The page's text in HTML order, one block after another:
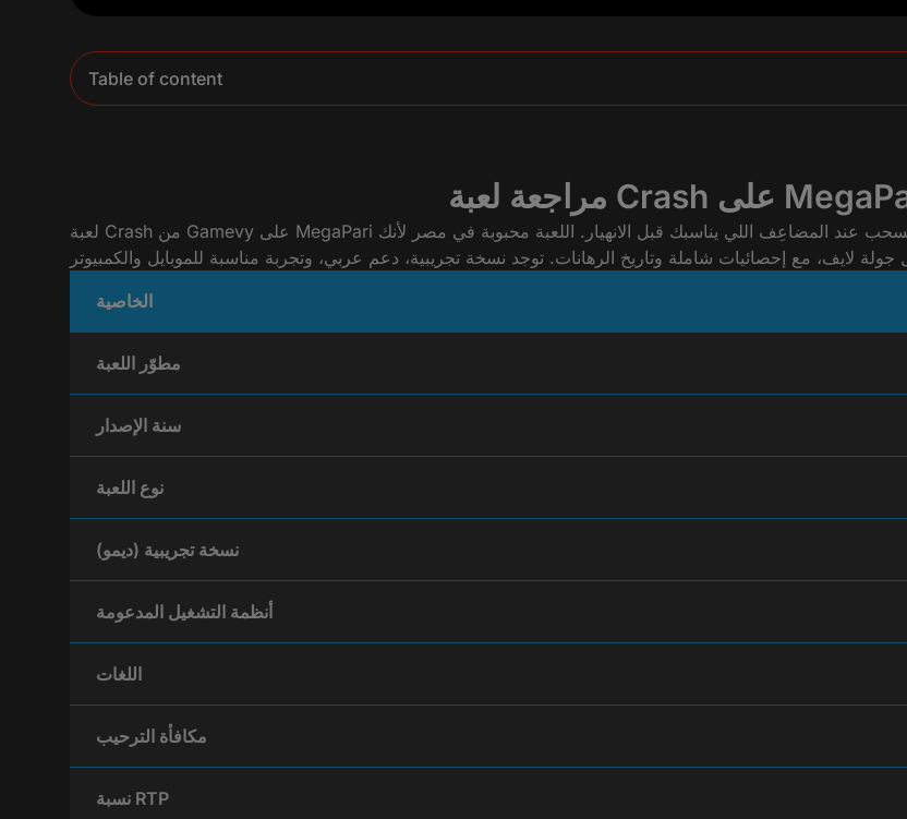
Table of content
لعبة Crash من Gamevy على MegaPari تركز على الإثارة الفورية. كل جولة قصيرة، تختار فيها رهانك وتنسحب عند المضاعِف اللي يناسبك قبل الانهيار. اللعبة محبوبة في مصر لأنك
الخاصية
مطوّر اللعبة
سنة الإصدار
نوع اللعبة
نسخة تجريبية (ديمو)
أنظمة التشغيل المدعومة
اللغات
مكافأة الترحيب
نسبة RTP